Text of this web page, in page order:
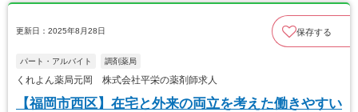
更新日：2025年8月28日 保存する
パート・アルバイト 調剤薬局
くれよん薬局元岡 株式会社平栄の薬剤師求人
【福岡市西区】在宅と外来の両立を考えた働きやすい